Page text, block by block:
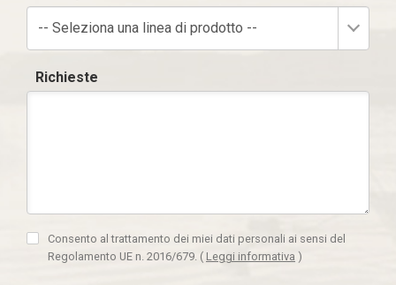
-- Seleziona una linea di prodotto --
Richieste
Consento al trattamento dei miei dati personali ai sensi del
Regolamento UE n. 2016/679. ( Leggi informativa )